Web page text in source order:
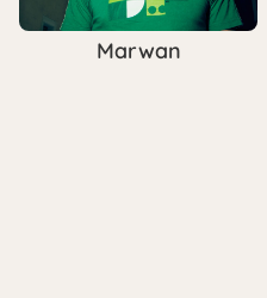
Marwan